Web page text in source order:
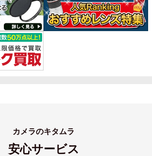
カメラのキタムラ
安心サービス